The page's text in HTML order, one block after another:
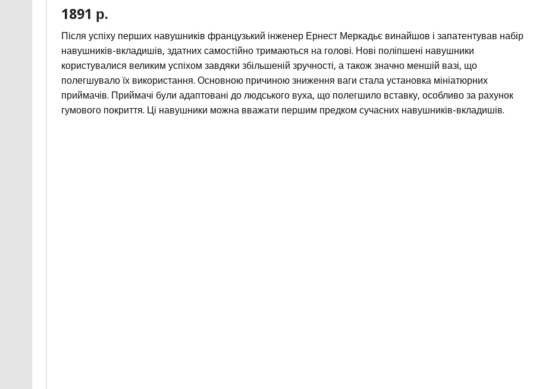
1891 р.
Після успіху перших навушників французький інженер Ернест Меркадьє винайшов і запатентував набір
навушників-вкладишів, здатних самостійно тримаються на голові. Нові поліпшені навушники
користувалися великим успіхом завдяки збільшеній зручності, а також значно меншій вазі, що
полегшувало їх використання. Основною причиною зниження ваги стала установка мініатюрних
приймачів. Приймачі були адаптовані до людського вуха, що полегшило вставку, особливо за рахунок
гумового покриття. Ці навушники можна вважати першим предком сучасних навушників-вкладишів.